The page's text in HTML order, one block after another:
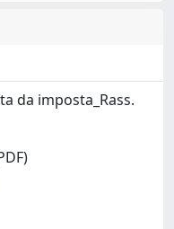
da imposta_Rass.